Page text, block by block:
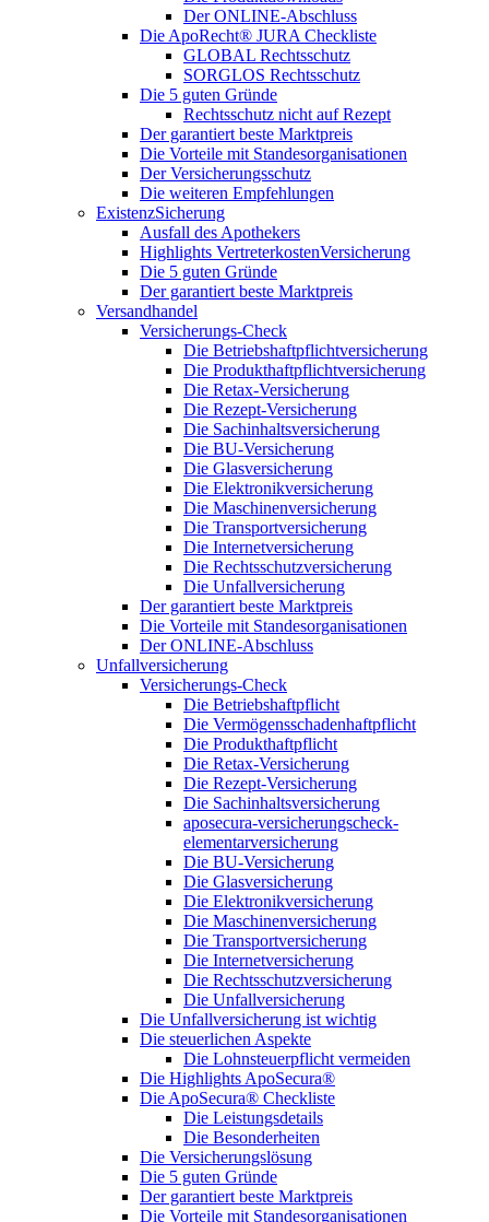
Der ONLINE-Abschluss
Die ApoRecht® JURA Checkliste
GLOBAL Rechtsschutz
SORGLOS Rechtsschutz
Die 5 guten Gründe
Rechtsschutz nicht auf Rezept
Der garantiert beste Marktpreis
Die Vorteile mit Standesorganisationen
Der Versicherungsschutz
Die weiteren Empfehlungen
ExistenzSicherung
Ausfall des Apothekers
Highlights VertreterkostenVersicherung
Die 5 guten Gründe
Der garantiert beste Marktpreis
Versandhandel
Versicherungs-Check
Die Betriebshaftpflichtversicherung
Die Produkthaftpflichtversicherung
Die Retax-Versicherung
Die Rezept-Versicherung
Die Sachinhaltsversicherung
Die BU-Versicherung
Die Glasversicherung
Die Elektronikversicherung
Die Maschinenversicherung
Die Transportversicherung
Die Internetversicherung
Die Rechtsschutzversicherung
Die Unfallversicherung
Der garantiert beste Marktpreis
Die Vorteile mit Standesorganisationen
Der ONLINE-Abschluss
Unfallversicherung
Versicherungs-Check
Die Betriebshaftpflicht
Die Vermögensschadenhaftpflicht
Die Produkthaftpflicht
Die Retax-Versicherung
Die Rezept-Versicherung
Die Sachinhaltsversicherung
aposecura-versicherungscheck-
elementarversicherung
Die BU-Versicherung
Die Glasversicherung
Die Elektronikversicherung
Die Maschinenversicherung
Die Transportversicherung
Die Internetversicherung
Die Rechtsschutzversicherung
Die Unfallversicherung
Die Unfallversicherung ist wichtig
Die steuerlichen Aspekte
Die Lohnsteuerpflicht vermeiden
Die Highlights ApoSecura®
Die ApoSecura® Checkliste
Die Leistungsdetails
Die Besonderheiten
Die Versicherungslösung
Die 5 guten Gründe
Der garantiert beste Marktpreis
Die Vorteile mit Standesorganisationen